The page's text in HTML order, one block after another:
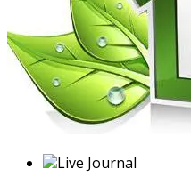
Live Journal